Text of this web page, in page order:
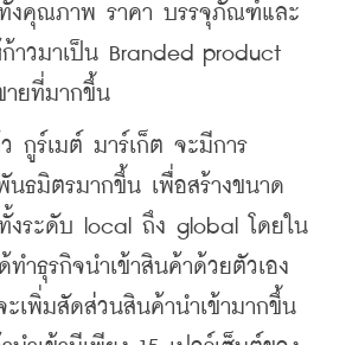
งคุณภาพ ราคา บรรจุภัณฑ์และ
าวมาเป็น Branded product
ายที่มากขึ้น
ร์เมต์ มาร์เก็ต จะมีการ
ธมิตรมากขึ้น เพื่อสร้างขนาด
งระดับ local ถึง global โดยใน
ำธุรกิจนำเข้าสินค้าด้วยตัวเอง
ะเพิ่มสัดส่วนสินค้านำเข้ามากขึ้น